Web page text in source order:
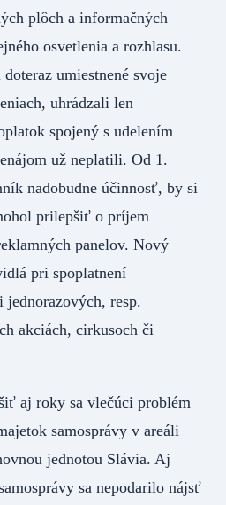
plôch a informačných
osvetlenia a rozhlasu.
umiestnené svoje
uhrádzali len
spojený s udelením
už neplatili. Od 1.
nadobudne účinnosť, by si
prilepšiť o príjem
panelov. Nový
pri spoplatnení
resp.
akciách, cirkusoch či
aj roky sa vlečúci problém
samosprávy v areáli
jednotou Slávia. Aj
sa nepodarilo nájsť